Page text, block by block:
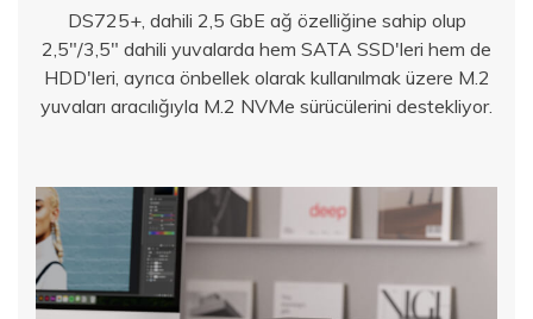
DS725+, dahili 2,5 GbE ağ özelliğine sahip olup
2,5"/3,5" dahili yuvalarda hem SATA SSD'leri hem de
HDD'leri, ayrıca önbellek olarak kullanılmak üzere M.2
yuvaları aracılığıyla M.2 NVMe sürücülerini destekliyor.